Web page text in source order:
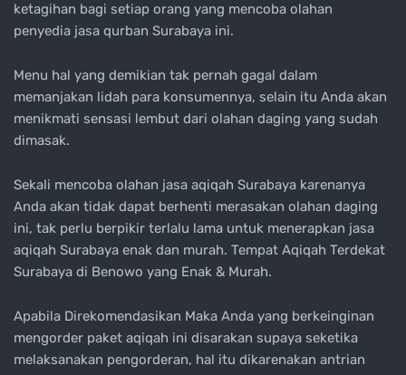
ketagihan bagi setiap orang yang mencoba olahan
penyedia jasa qurban Surabaya ini.
Menu hal yang demikian tak pernah gagal dalam
memanjakan lidah para konsumennya, selain itu Anda akan
menikmati sensasi lembut dari olahan daging yang sudah
dimasak.
Sekali mencoba olahan jasa aqiqah Surabaya karenanya
Anda akan tidak dapat berhenti merasakan olahan daging
ini, tak perlu berpikir terlalu lama untuk menerapkan jasa
aqiqah Surabaya enak dan murah. Tempat Aqiqah Terdekat
Surabaya di Benowo yang Enak & Murah.
Apabila Direkomendasikan Maka Anda yang berkeinginan
mengorder paket aqiqah ini disarakan supaya seketika
melaksanakan pengorderan, hal itu dikarenakan antrian